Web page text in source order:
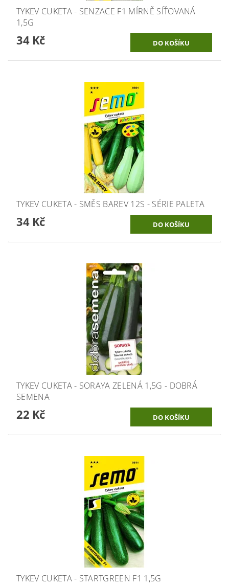
TYKEV CUKETA - SENZACE F1 MÍRNĚ SÍŤOVANÁ
1,5G
34 Kč
TYKEV CUKETA - SMĚS BAREV 12S - SÉRIE PALETA
34 Kč
TYKEV CUKETA - SORAYA ZELENÁ 1,5G - DOBRÁ
SEMENA
22 Kč
TYKEV CUKETA - STARTGREEN F1 1,5G